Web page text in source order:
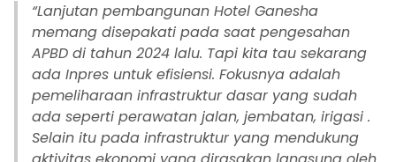
“Lanjutan pembangunan Hotel Ganesha
memang disepakati pada saat pengesahan
APBD di tahun 2024 lalu. Tapi kita tau sekarang
ada Inpres untuk efisiensi. Fokusnya adalah
pemeliharaan infrastruktur dasar yang sudah
ada seperti perawatan jalan, jembatan, irigasi .
Selain itu pada infrastruktur yang mendukung